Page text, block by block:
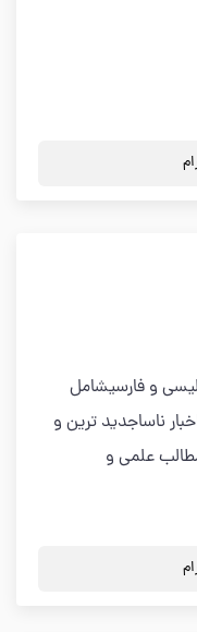
و فارسیشامل
ناساجدید ترین و
علمی و